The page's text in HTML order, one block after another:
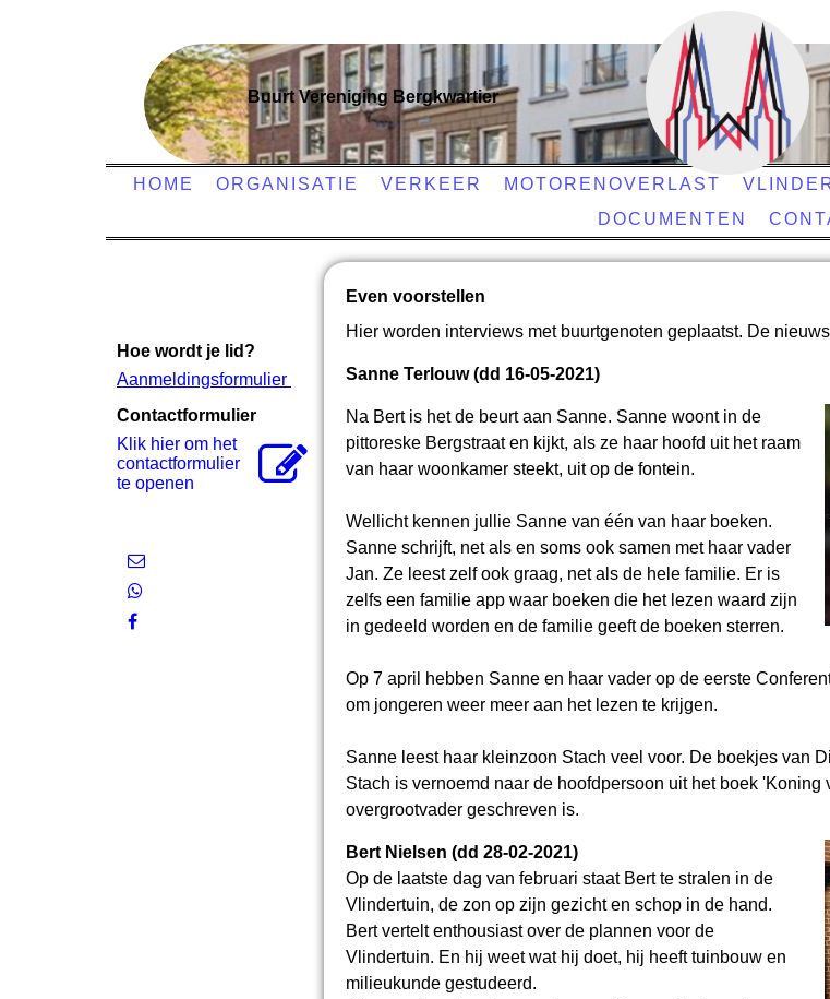
Buurt Vereniging Bergkwartier
HOME ORGANISATIE VERKEER MOTORENOVERLAST
DOCUMENTEN
Even voorstellen
Hier worden interviews met buurtgenoten geplaatst. De
Sanne Terlouw (dd 16-05-2021)
Na Bert is het de beurt aan Sanne. Sanne woont in de
pittoreske Bergstraat en kijkt, als ze haar hoofd uit het raam
van haar woonkamer steekt, uit op de fontein.
Wellicht kennen jullie Sanne van één van haar boeken.
Sanne schrijft, net als en soms ook samen met haar vader
Jan. Ze leest zelf ook graag, net als de hele familie. Er is
zelfs een familie app waar boeken die het lezen waard zijn
in gedeeld worden en de familie geeft de boeken sterren.
Op 7 april hebben Sanne en haar vader op de eerste
om jongeren weer meer aan het lezen te krijgen.
Sanne leest haar kleinzoon Stach veel voor. De boekjes van
Stach is vernoemd naar de hoofdpersoon uit het boek 'Koning
overgrootvader geschreven is.
Bert Nielsen (dd 28-02-2021)
Op de laatste dag van februari staat Bert te stralen in de
Vlindertuin, de zon op zijn gezicht en schop in de hand.
Bert vertelt enthousiast over de plannen voor de
Vlindertuin. En hij weet wat hij doet, hij heeft tuinbouw en
milieukunde gestudeerd.
Hoe wordt je lid?
Aanmeldingsformulier
Contactformulier
Klik hier om het
contactformulier
te openen